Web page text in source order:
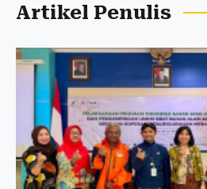
Artikel Penulis